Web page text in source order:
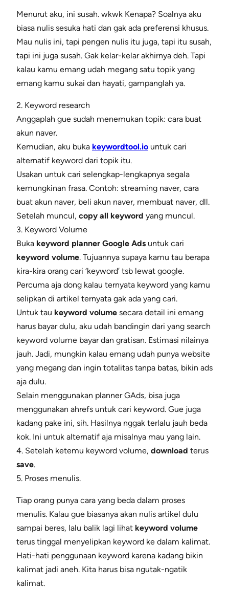
Menurut aku, ini susah. wkwk Kenapa? Soalnya aku
biasa nulis sesuka hati dan gak ada preferensi khusus.
Mau nulis ini, tapi pengen nulis itu juga, tapi itu susah,
tapi ini juga susah. Gak kelar-kelar akhirnya deh. Tapi
kalau kamu emang udah megang satu topik yang
emang kamu sukai dan hayati, gampanglah ya.
2. Keyword research
Anggaplah gue sudah menemukan topik: cara buat
akun naver.
Kemudian, aku buka keywordtool.io untuk cari
alternatif keyword dari topik itu.
Usakan untuk cari selengkap-lengkapnya segala
kemungkinan frasa. Contoh: streaming naver, cara
buat akun naver, beli akun naver, membuat naver, dll.
Setelah muncul, copy all keyword yang muncul.
3. Keyword Volume
Buka keyword planner Google Ads untuk cari
keyword volume. Tujuannya supaya kamu tau berapa
kira-kira orang cari ‘keyword’ tsb lewat google.
Percuma aja dong kalau ternyata keyword yang kamu
selipkan di artikel ternyata gak ada yang cari.
Untuk tau keyword volume secara detail ini emang
harus bayar dulu, aku udah bandingin dari yang search
keyword volume bayar dan gratisan. Estimasi nilainya
jauh. Jadi, mungkin kalau emang udah punya website
yang megang dan ingin totalitas tanpa batas, bikin ads
aja dulu.
Selain menggunakan planner GAds, bisa juga
menggunakan ahrefs untuk cari keyword. Gue juga
kadang pake ini, sih. Hasilnya nggak terlalu jauh beda
kok. Ini untuk alternatif aja misalnya mau yang lain.
4. Setelah ketemu keyword volume, download terus
save.
5. Proses menulis.
Tiap orang punya cara yang beda dalam proses
menulis. Kalau gue biasanya akan nulis artikel dulu
sampai beres, lalu balik lagi lihat keyword volume
terus tinggal menyelipkan keyword ke dalam kalimat.
Hati-hati penggunaan keyword karena kadang bikin
kalimat jadi aneh. Kita harus bisa ngutak-ngatik
kalimat.